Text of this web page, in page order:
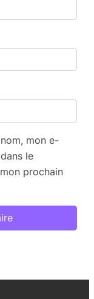
mon e-
le
prochain